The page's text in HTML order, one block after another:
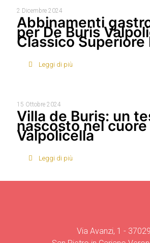
2 Dicembre 2024
Abbinamenti
per De Buris
Classico Superiore
Leggi di più
15 Ottobre 2024
Villa de Buris: un
nascosto nel
Valpolicella
Leggi di più
Via Avanzi, 1 - 37029